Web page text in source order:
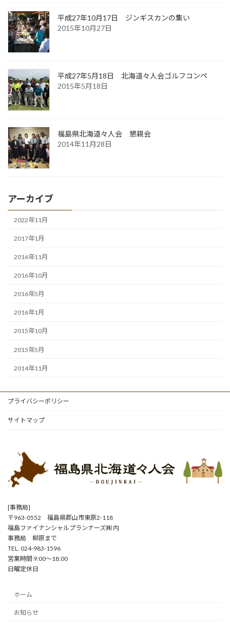
平成27年10月17日 ジンギスカンの集い
2015年10月27日
平成27年5月18日 北海道々人会ゴルフコンペ
2015年5月18日
福島県北海道々人会 懇親会
2014年11月28日
アーカイブ
2022年11月
2017年1月
2016年11月
2016年10月
2016年5月
2016年1月
2015年10月
2015年5月
2014年11月
プライバシーポリシー
サイトマップ
[事務局]
〒963-0552 福島県郡山市東原2-118
福島ファイナンシャルプランナーズ㈱ 内
事務局 柳原まで
TEL. 024-983-1596
営業時間 9:00～18:00
日曜定休日
ホーム
お知らせ